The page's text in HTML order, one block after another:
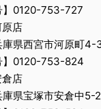
】0120-753-727
店
庫県西宮市河原町4-
】0120-753-824
店
庫県宝塚市安倉中5-